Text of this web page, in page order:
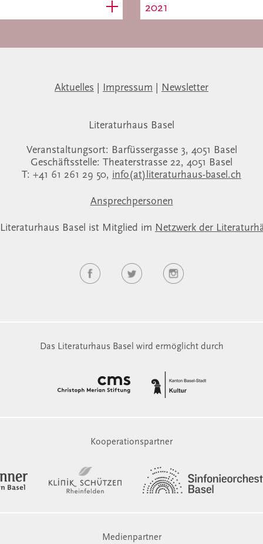
2021
Aktuelles Impressum Newsletter
Literaturhaus Basel
Veranstaltungsort: Barfüssergasse 3, 4051 Basel
Geschäftsstelle: Theaterstrasse 22, 4051 Basel
T: +41 61 261 29 50, info(at)literaturhaus-basel.ch
Ansprechpersonen
Basel ist Mitglied im Netzwerk der
Das Literaturhaus Basel wird ermöglicht durch
Kooperationspartner
Medienpartner